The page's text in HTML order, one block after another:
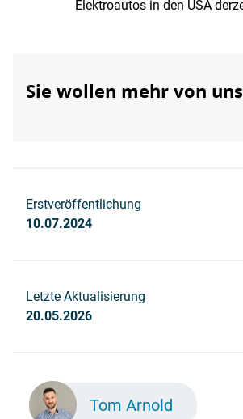
Elektroautos in den USA
Sie wollen mehr von
Erstveröffentlichung
10.07.2024
Letzte Aktualisierung
20.05.2026
Tom Arnold